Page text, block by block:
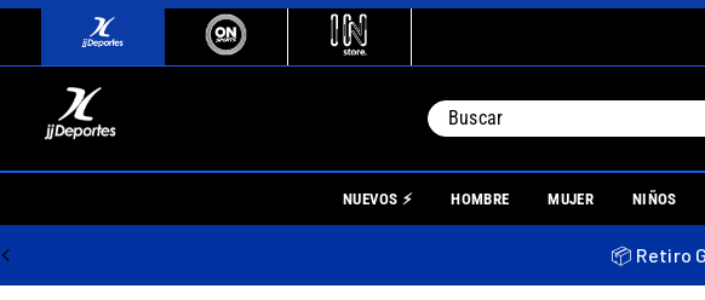
Buscar
NUEVOS ⚡ HOMBRE MUJER NIÑOS
📦 Retiro
TÉRMINOS MÁS BUSCADOS
1.
river
3.
boca